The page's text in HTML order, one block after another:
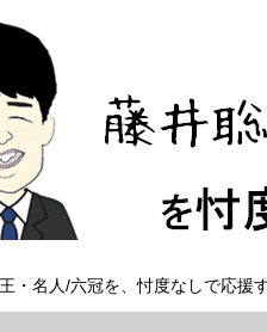
・名人/六冠を、忖度なしで応